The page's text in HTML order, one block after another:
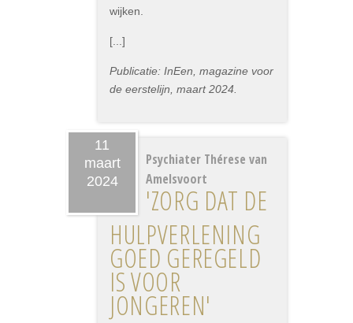
wijken.
[...]
Publicatie: InEen, magazine voor
de eerstelijn, maart 2024.
11
maart
2024
Psychiater Thérese van
Amelsvoort
'ZORG DAT DE
HULPVERLENING
GOED GEREGELD
IS VOOR
JONGEREN'